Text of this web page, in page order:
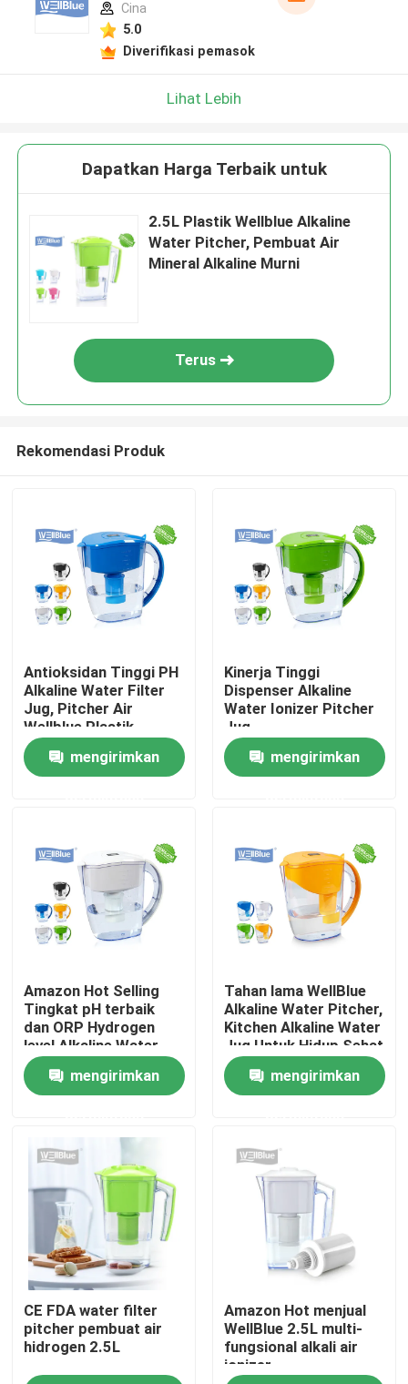
Rumah
Tentang kita
Produk
Kendi air alkali
Kendi Air Klasik
Maxtra Water Pitcher
botol air alkali
Filter Air Alkaline
Kartrid Filter Air Klasik
Cina
5.0
Diverifikasi pemasok
Lihat Lebih
Dapatkan Harga Terbaik untuk
2.5L Plastik Wellblue Alkaline
Water Pitcher, Pembuat Air
Mineral Alkaline Murni
Terus
Rekomendasi Produk
Antioksidan Tinggi PH
Alkaline Water Filter
Jug, Pitcher Air
Wellblue Plastik
mengirimkan
Kinerja Tinggi
Dispenser Alkaline
Water Ionizer Pitcher
Jug
mengirimkan
Amazon Hot Selling
Tingkat pH terbaik
dan ORP Hydrogen
level Alkaline Water
Pitcher
mengirimkan
Tahan lama WellBlue
Alkaline Water Pitcher,
Kitchen Alkaline Water
Jug Untuk Hidup Sehat
mengirimkan
CE FDA water filter
pitcher pembuat air
hidrogen 2.5L
Amazon Hot menjual
WellBlue 2.5L multi-
fungsional alkali air
ionizer